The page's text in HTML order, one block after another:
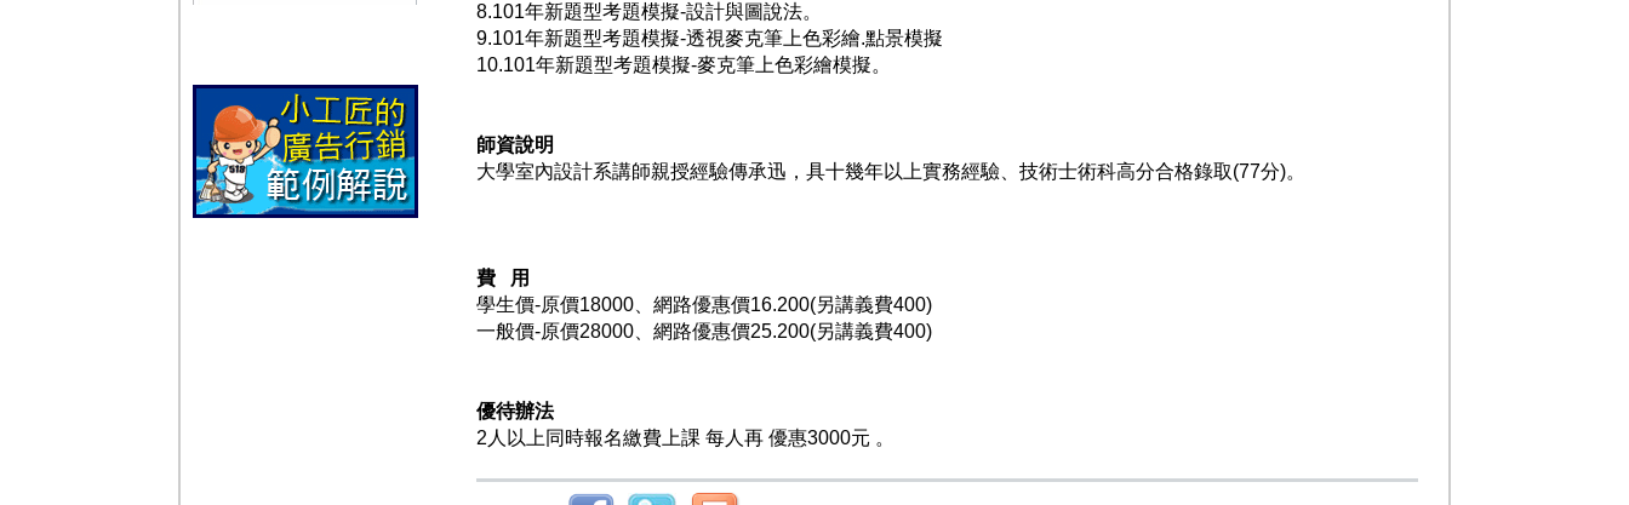
8.101年新題型考題模擬-設計與圖說法。
9.101年新題型考題模擬-透視麥克筆上色彩繪.點景模擬
10.101年新題型考題模擬-麥克筆上色彩繪模擬。
師資說明
大學室內設計系講師親授經驗傳承迅，具十幾年以上實務經驗、技術士術科高分合格錄取(77分)。
費 用
學生價-原價18000、網路優惠價16.200(另講義費400)
一般價-原價28000、網路優惠價25.200(另講義費400)
優待辦法
2人以上同時報名繳費上課 每人再 優惠3000元 。